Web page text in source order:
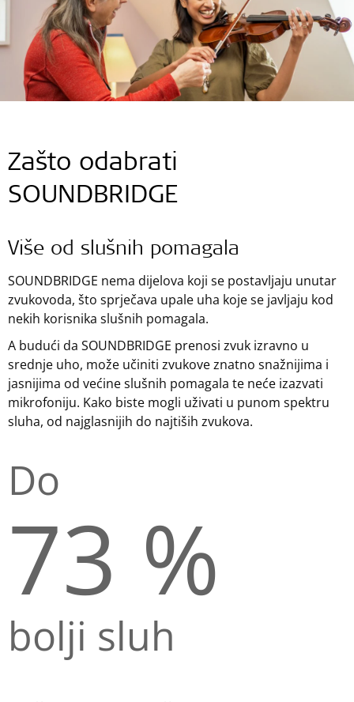
Zašto odabrati
SOUNDBRIDGE
Više od slušnih pomagala
SOUNDBRIDGE nema dijelova koji se postavljaju unutar
zvukovoda, što sprječava upale uha koje se javljaju kod
nekih korisnika slušnih pomagala.
A budući da SOUNDBRIDGE prenosi zvuk izravno u
srednje uho, može učiniti zvukove znatno snažnijima i
jasnijima od većine slušnih pomagala te neće izazvati
mikrofoniju. Kako biste mogli uživati u punom spektru
sluha, od najglasnijih do najtiših zvukova.
Do
73 %
bolji sluh